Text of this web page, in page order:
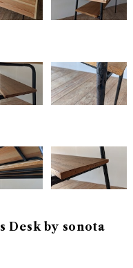
Desk by sonota